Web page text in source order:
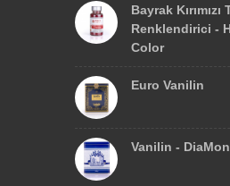
Bayrak Kırımızı
Renklendirici -
Color
Euro Vanilin
Vanilin -